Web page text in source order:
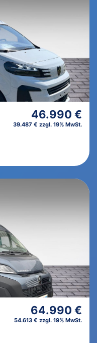
46.990 €
39.487 € zzgl. 19% MwSt.
64.990 €
54.613 € zzgl. 19% MwSt.